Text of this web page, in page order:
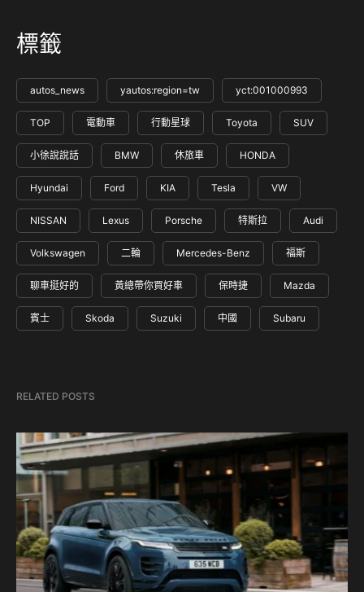
標籤
autos_news yautos:region=tw yct:001000993
TOP 電動車 行動星球 Toyota SUV
小徐說說話 BMW 休旅車 HONDA
Hyundai Ford KIA Tesla VW
NISSAN Lexus Porsche 特斯拉 Audi
Volkswagen 二輪 Mercedes-Benz 福斯
聊車挺好的 黃總帶你買好車 保時捷 Mazda
賓士 Skoda Suzuki 中國 Subaru
RELATED POSTS